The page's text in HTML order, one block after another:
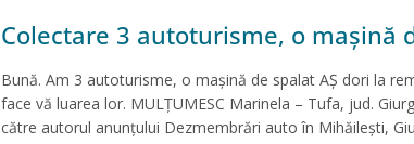
Colectare 3 autoturisme, o mașină
Bună. Am 3 autoturisme, o mașină de spalat AȘ dori la
face vă luarea lor. MULȚUMESC Marinela – Tufa, jud.
către autorul anunțului Dezmembrări auto în Mihăilești,